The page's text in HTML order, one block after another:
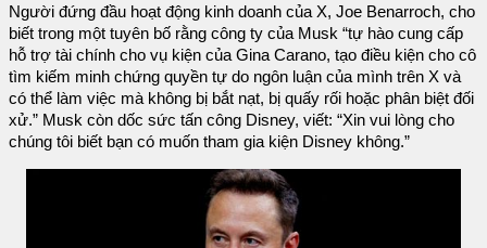
Người đứng đầu hoạt động kinh doanh của X, Joe Benarroch, cho
biết trong một tuyên bố rằng công ty của Musk “tự hào cung cấp
hỗ trợ tài chính cho vụ kiện của Gina Carano, tạo điều kiện cho cô
tìm kiếm minh chứng quyền tự do ngôn luận của mình trên X và
có thể làm việc mà không bị bắt nạt, bị quấy rối hoặc phân biệt đối
xử.” Musk còn dốc sức tấn công Disney, viết: “Xin vui lòng cho
chúng tôi biết bạn có muốn tham gia kiện Disney không.”